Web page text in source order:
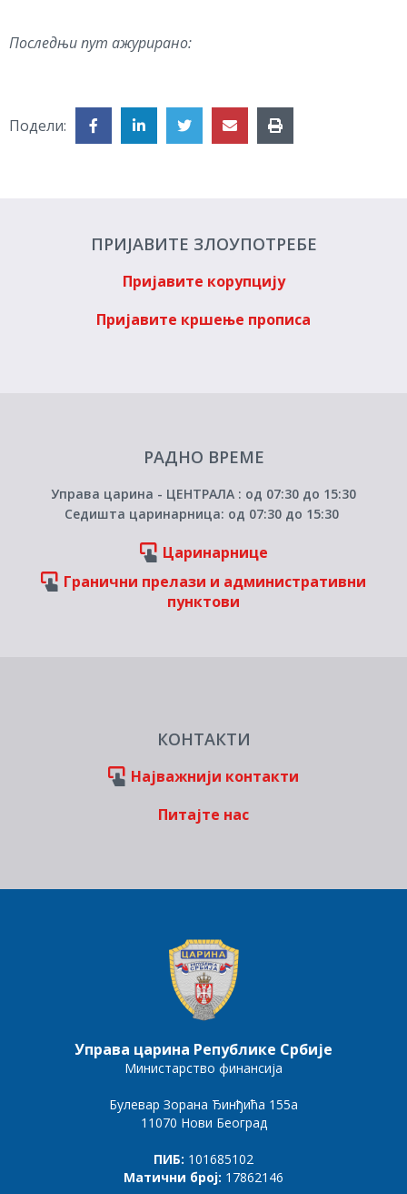
Последњи пут ажурирано:
Подели:
ПРИЈАВИТЕ ЗЛОУПОТРЕБЕ
Пријавите корупцију
Пријавите кршење прописа
РАДНО ВРЕМЕ
Управа царина - ЦЕНТРАЛА : од 07:30 до 15:30
Седишта царинарница: од 07:30 до 15:30
Царинарнице
Гранични прелази и административни
пунктови
КОНТАКТИ
Најважнији контакти
Питајте нас
Управа царина Републике Србије
Министарство финансија
Булевар Зорана Ђинђића 155а
11070 Нови Београд
ПИБ: 101685102
Матични број: 17862146